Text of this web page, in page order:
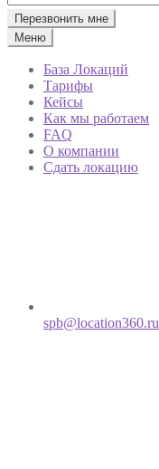
Перезвонить мне
Меню
База Локаций
Тарифы
Кейсы
Как мы работаем
FAQ
О компании
Сдать локацию
spb@location360.ru